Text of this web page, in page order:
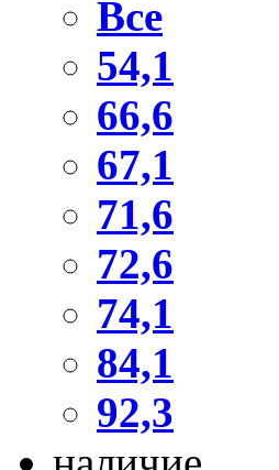
Все
54,1
66,6
67,1
71,6
72,6
74,1
84,1
92,3